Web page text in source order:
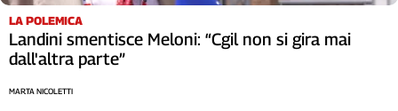
Liguria
Lombardia
Marche
Puglia
LA POLEMICA
Landini smentisce Meloni: “Cgil non si gira mai
dall'altra parte”
MARTA NICOLETTI